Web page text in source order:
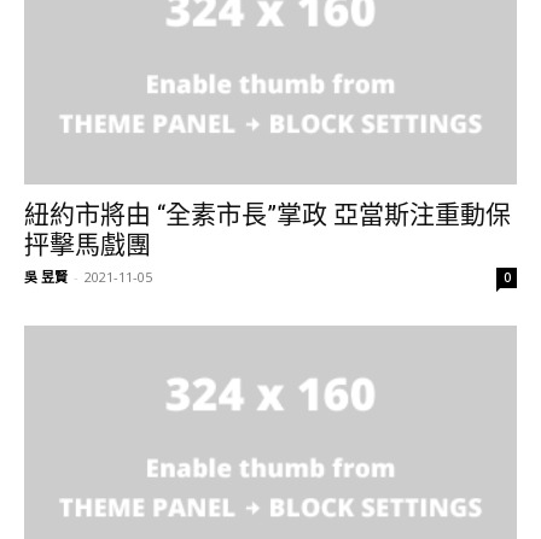
紐約市將由 “全素市長”掌政 亞當斯注重動保
抨擊馬戲團
吳 昱賢 - 2021-11-05 0